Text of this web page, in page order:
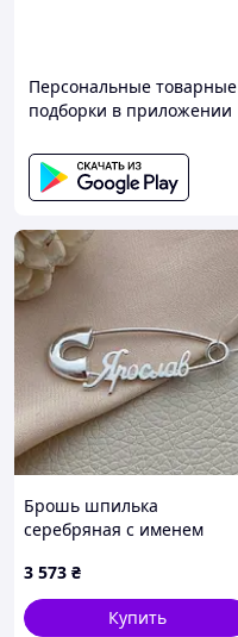
Персональные товарные
подборки в приложении
Брошь шпилька
серебряная с именем
3 573 ₴
Купить